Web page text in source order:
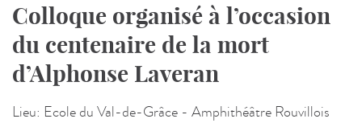
Colloque organisé à l’occasion
du centenaire de la mort
d’Alphonse Laveran
Lieu: Ecole du Val-de-Grâce - Amphithéâtre Rouvillois